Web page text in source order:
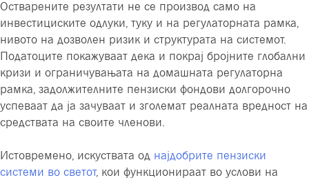
Остварените резултати не се производ само на
инвестициските одлуки, туку и на регулаторната рамка,
нивото на дозволен ризик и структурата на системот.
Податоците покажуваат дека и покрај бројните глобални
кризи и ограничувањата на домашната регулаторна
рамка, задолжителните пензиски фондови долгорочно
успеваат да ја зачуваат и зголемат реалната вредност на
средствата на своите членови.
Истовремено, искуствата од најдобрите пензиски
системи во светот, кои функционираат во услови на